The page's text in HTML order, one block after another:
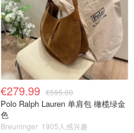
€279.99 €595.00
Polo Ralph Lauren 单肩包 橄榄绿金
色
Breuninger 1905人感兴趣